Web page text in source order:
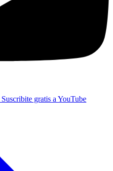
Suscribite gratis a YouTube